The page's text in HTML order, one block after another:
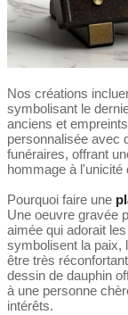
Nos créations
symbolisant le
anciens et
personnalisée avec
funéraires, offrant
hommage à l'unicité
Pourquoi faire une
Une oeuvre gravée
aimée qui adorait
symbolisent la paix,
être très
dessin de dauphin
à une personne
intérêts.